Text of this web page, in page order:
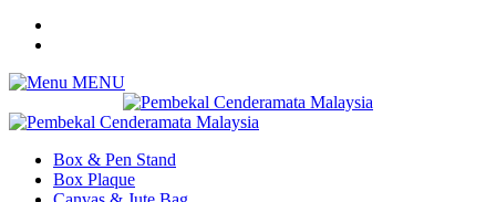
MENU
Box & Pen Stand
Box Plaque